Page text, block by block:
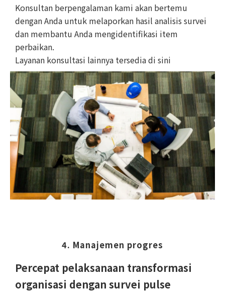
Konsultan berpengalaman kami akan bertemu
dengan Anda untuk melaporkan hasil analisis survei
dan membantu Anda mengidentifikasi item
perbaikan.
Layanan konsultasi lainnya tersedia di sini
4. Manajemen progres
Percepat pelaksanaan transformasi
organisasi dengan survei pulse